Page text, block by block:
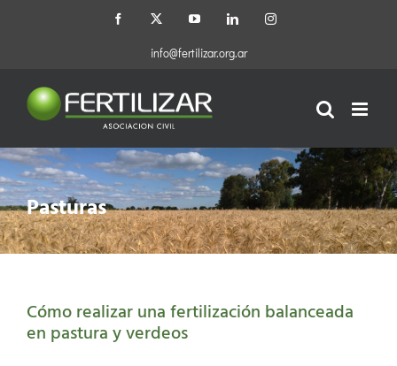
Facebook
X YouTubeLinkedInInstagram
info@fertilizar.org.ar
Pasturas
Cómo realizar una fertilización balanceada
en pastura y verdeos